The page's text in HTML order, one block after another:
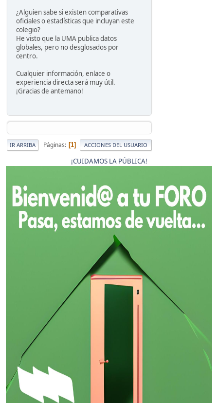
¿Alguien sabe si existen comparativas
oficiales o estadísticas que incluyan este
colegio?
He visto que la UMA publica datos
globales, pero no desglosados por
centro.
Cualquier información, enlace o
experiencia directa será muy útil.
¡Gracias de antemano!
IR ARRIBA Páginas 1 ACCIONES DEL USUARIO
¡CUIDAMOS LA PÚBLICA!